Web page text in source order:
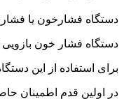
دستگاه فشارخون یا
دستگاه فشار خون
برای استفاده از این
در اولین قدم اطمینان